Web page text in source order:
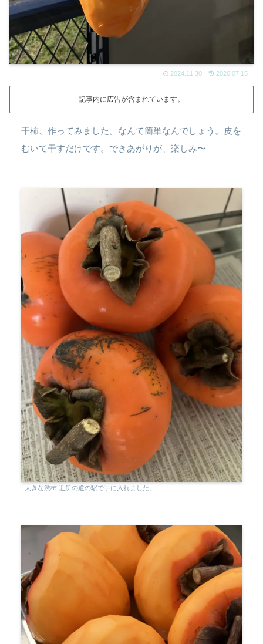
2024.11.30 2026.07.15
記事内に広告が含まれています。
干柿、作ってみました。なんて簡単なんでしょう。皮を
むいて干すだけです。できあがりが、楽しみ〜
大きな渋柿 近所の道の駅で手に入れました。